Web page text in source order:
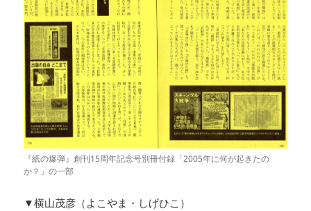
『紙の爆弾』創刊15周年記念号別冊付録「2005年に何が起きたの
か？」の一部
▼横山茂彦（よこやま・しげひこ）